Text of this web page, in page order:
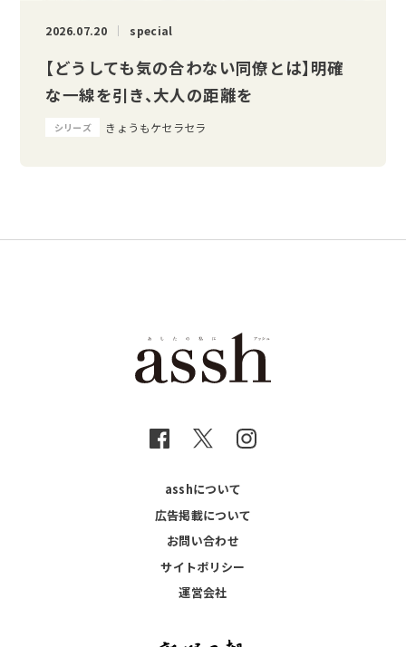
2026.07.20 special
【どうしても気の合わない同僚とは】明確
な一線を引き、大人の距離を
シリーズ きょうもケセラセラ
asshについて
広告掲載について
お問い合わせ
サイトポリシー
運営会社